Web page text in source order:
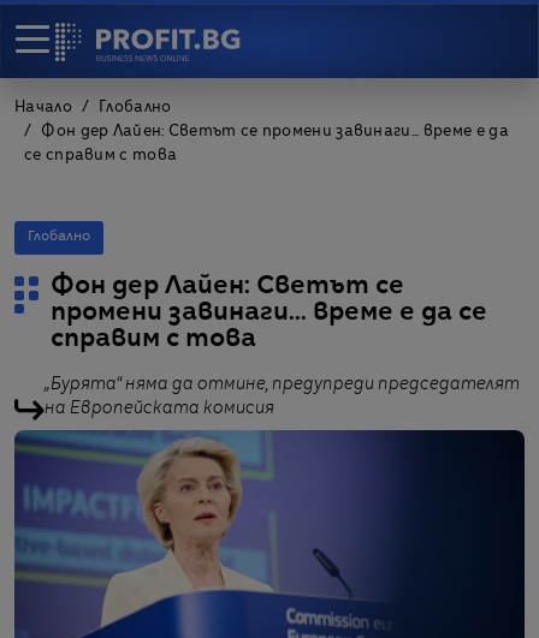
Начало
Глобално
Фон дер Лайен: Светът се промени завинаги... време е да
се справим с това
Глобално
Фон дер Лайен: Светът се
промени завинаги... време е да се
справим с това
„Бурята“ няма да отмине, предупреди председателят
на Европейската комисия